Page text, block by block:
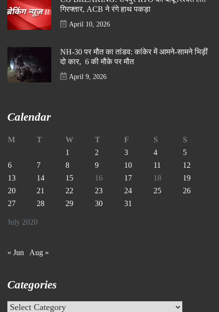
गिरफ्तार, ACB ने रंगे हाथ पकड़ा
April 10, 2026
NH-30 पर मौत का तांडव: कांकेर में आमने-सामने भिड़ीं
दो कार, 6 की मौके पर मौत
April 9, 2026
Calendar
July 2020
M T W T F S
S
1
2 3 4
5
6
7 8 9 10 11
12
13
14 15 16 17 18
19
20
21 22 23 24 25
26
27
28 29 30 31
« Jun Aug »
Categories
Categories